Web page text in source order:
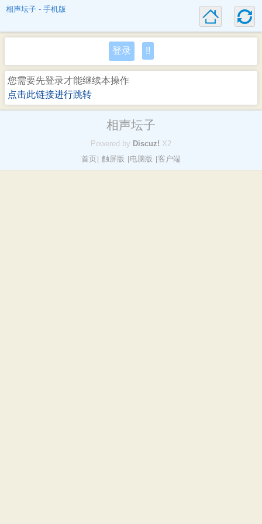
相声坛子 - 手机版
登录 !!
您需要先登录才能继续本操作
点击此链接进行跳转
相声坛子
Powered by Discuz! X2
首页 触屏版 电脑版 客户端